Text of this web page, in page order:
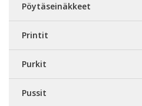
Pöytäseinäkkeet
Printit
Purkit
Pussit